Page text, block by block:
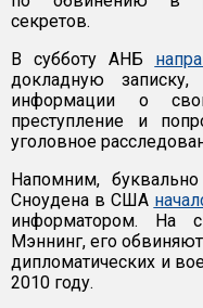
секретов.
В субботу АНБ
докладную
информации о
преступление и
уголовное
Напомним,
Сноудена в США
информатором. На
Мэннинг, его
дипломатических и
2010 году.